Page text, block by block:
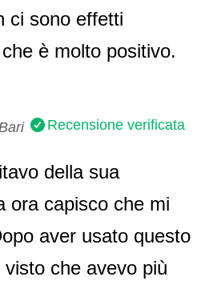
ci sono effetti
è molto positivo.
Recensione verificata
della sua
ora capisco che mi
aver usato questo
che avevo più